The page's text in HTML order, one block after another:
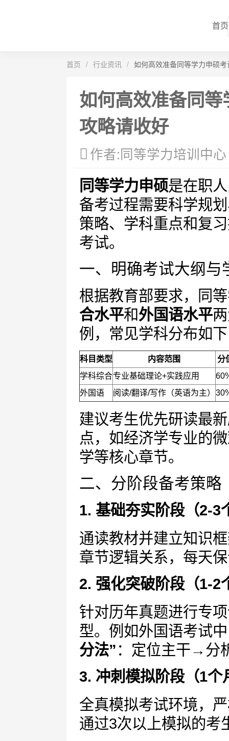
首页
首页 / 行业资讯 / 如何高效准备同等学力申硕
如何高效准备同
攻略请收好
作者:同等学力培训中心
同等学力申硕是在职
备考过程需要科学规
策略、学科重点和复
考试。
一、明确考试大纲与
根据教育部要求，同
合水平和外国语水平
例，常见学科分布如
科目类型 内容范围
分
学科综合专业基础理论+实践应用
外国语
阅读/翻译/写作（英语为主）
建议考生优先研读最
点，如经济学专业的
学等核心章节。
二、分阶段备考策略
1. 基础夯实阶段（2-3
通读教材并建立知识
章节逻辑关系，每天
2. 强化突破阶段（1-2
针对历年真题进行专
型。例如外国语考试
分法” ：定位主干→分
3. 冲刺模拟阶段（1个
全真模拟考试环境，
通过3次以上模拟的考